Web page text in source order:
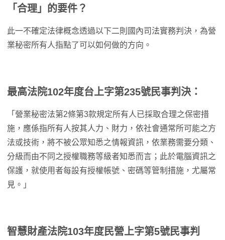
「合理」的要件？
此一不確定法律概念透過以下二則國內司法實務判決，為營
業秘密所有人指點了可以如何做的方向。
最高法院102年度台上字第235號民事判決：
「營業秘密法第2條第3款規定所有人已採取合理之保密措
施，應係指所有人按其人力、財力，依社會通常所可能之方
法或技術，將不被公眾知悉之情報資訊，依業務需要分類、
分級而由不同之授權職務等級者知悉而言；此於電腦資訊之
保護，就使用者每設有授權帳號、密碼等管制措施，尤屬常
見。」
智慧財產法院103年度民營上字第5號民事判